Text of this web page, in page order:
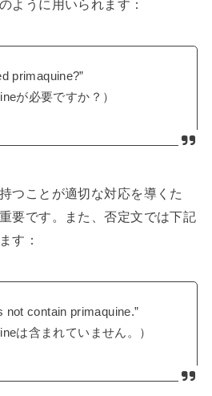
ように用いられます：
primaquine?”
が必要ですか？）
つことが適切な対応を導くた
要です。また、否定文では下記
す：
not contain primaquine.”
は含まれていません。）